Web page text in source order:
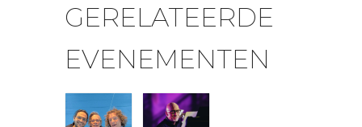
GERELATEERDE
EVENEMENTEN